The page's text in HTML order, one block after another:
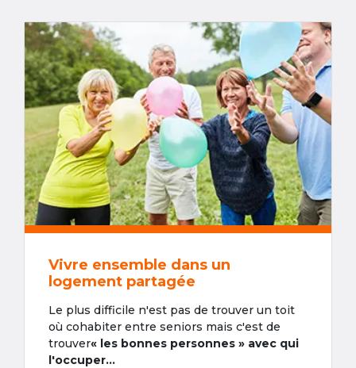
Vivre ensemble dans un
logement partagée
Le plus difficile n'est pas de trouver un toit
où cohabiter entre seniors mais c'est de
trouver« les bonnes personnes » avec qui
l'occuper...